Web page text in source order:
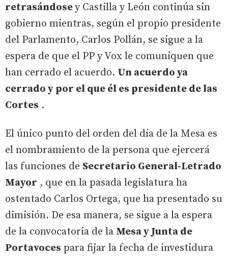
retrasándosey Castilla y León continúa sin
gobierno mientras, según el propio presidente
del Parlamento, Carlos Pollán, se sigue a la
espera de que el PP y Vox le comuniquen que
han cerrado el acuerdo. Un acuerdo ya
cerrado y por el que él es presidente de las
Cortes .
El único punto del orden del día de la Mesa es
el nombramiento de la persona que ejercerá
las funciones de Secretario General-Letrado
Mayor , que en la pasada legislatura ha
ostentado Carlos Ortega, que ha presentado su
dimisión. De esa manera, se sigue a la espera
de la convocatoria de la Mesa y Junta de
Portavoces para fijar la fecha de investidura